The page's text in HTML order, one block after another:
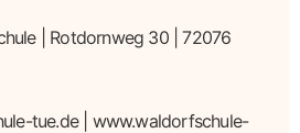
| Rotdornweg 30 | 72076
tue.de | www.waldorfschule-